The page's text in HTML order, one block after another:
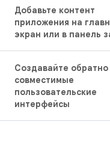
Добавьте контент
приложения на
экран или в панель
Создавайте обратно
совместимые
пользовательские
интерфейсы